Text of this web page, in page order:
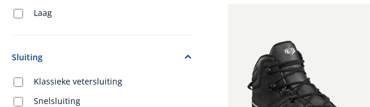
Laag
Sluiting
Klassieke vetersluiting
Snelsluiting